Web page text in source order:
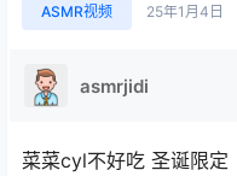
ASMR视频 25年1月4日
asmrjidi
菜菜cyl不好吃 圣诞限定